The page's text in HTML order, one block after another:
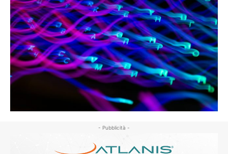
- Pubblicità -